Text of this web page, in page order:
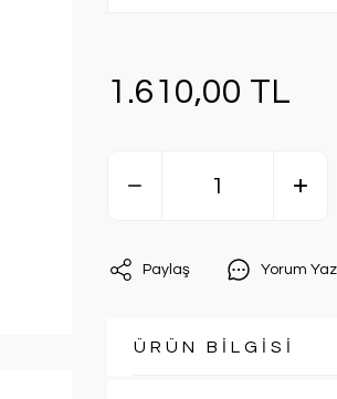
1.610,00 TL
Paylaş Yorum Yaz
ÜRÜN BİLGİSİ